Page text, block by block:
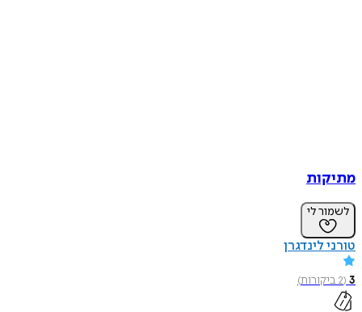
מתיקות
לשמור לי
טורני לינדגרן
3
(
2ביקורות)